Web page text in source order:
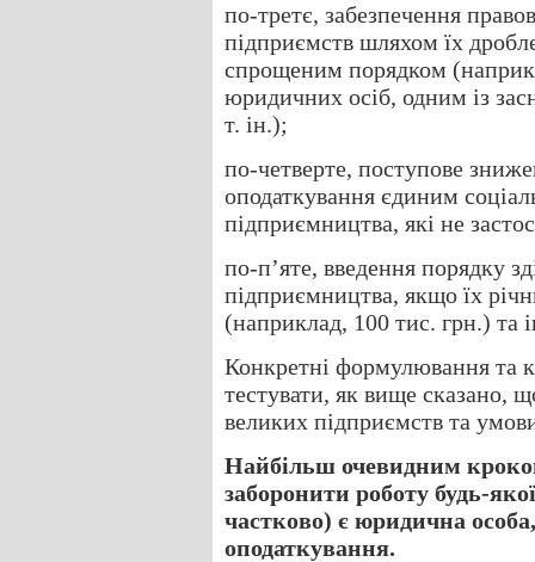
по-третє, забезпечення
підприємств шляхом їх
спрощеним порядком
юридичних осіб, одним із
т. ін.);
по-четверте, поступове
оподаткування єдиним
підприємництва, які не
по-п’яте, введення порядку
підприємництва, якщо їх
(наприклад, 100 тис. грн.) та
Конкретні формулювання та
тестувати, як вище сказано,
великих підприємств та
Найбільш очевидним
заборонити роботу будь-
частково) є юридична
оподаткування.